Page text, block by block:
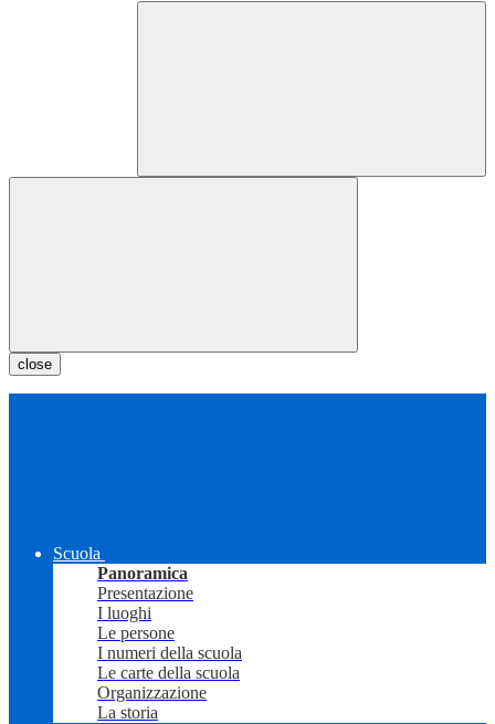
close
Scuola
Panoramica
Presentazione
I luoghi
Le persone
I numeri della scuola
Le carte della scuola
Organizzazione
La storia